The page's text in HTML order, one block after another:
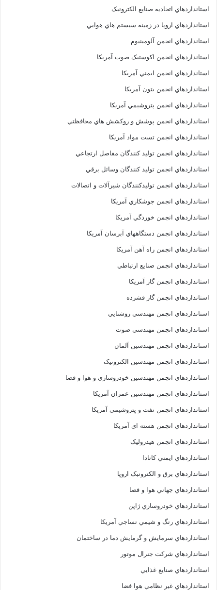
استانداردهاي اتحاديه صنايع الکترونبک
استانداردهاي اروپا در زمينه سيستم هاي هوايي
استانداردهاي انجمن آلومينيوم
استانداردهاي انجمن اکوستيک صوت آمريکا
استانداردهاي انجمن ايمني آمريکا
استانداردهاي انجمن بتون آمريکا
استانداردهاي انجمن پتروشيمي آمريکا
استانداردهاي انجمن پوشش و روکشش هاي محافظتي
استانداردهاي انجمن تست مواد آمريکا
استانداردهاي انجمن توليد کنندگان مفاصل ارتجاعي
استانداردهاي انجمن توليد کنندگان وسائل برقي
استانداردهاي انجمن توليدکنندگان شيرآلات و اتصالات
استانداردهاي انجمن جوشکاري آمريکا
استانداردهاي انجمن خوردگي آمريکا
استانداردهاي انجمن دستگاههاي آبرسان آمريکا
استانداردهاي انجمن راه آهن آمريکا
استانداردهاي انجمن صنايع ارتباطي
استانداردهاي انجمن گاز آمريکا
استانداردهاي انجمن گاز فشرده
استانداردهاي انجمن مهندسي روشنايي
استانداردهاي انجمن مهندسي صوت
استانداردهاي انجمن مهندسين آلمان
استانداردهاي انجمن مهندسين الکترونيک
استانداردهاي انجمن مهندسين خودروسازي و هوا و فضا
استانداردهاي انجمن مهندسين عمران آمريکا
استانداردهاي انجمن نفت و پتروشيمي آمريکا
استانداردهاي انجمن هسته اي آمريکا
استانداردهاي انجمن هيدروليک
استانداردهاي ايمني کانادا
استانداردهاي برق و الکترونبک اروپا
استانداردهاي جهاني هوا و فضا
استانداردهاي خودروسازي ژاپن
استانداردهاي رنگ و شيمي نساجي آمريکا
استانداردهاي سرمايش و گرمايش دما در ساختمان
استانداردهاي شرکت جنرال موتور
استانداردهاي صنايع غذايي
استانداردهاي غير نظامي هوا فضا